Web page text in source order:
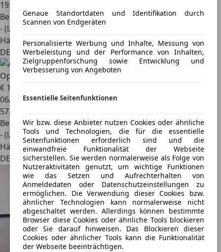
Genaue Standortdaten und Identifikation durch
Scannen von Endgeräten
Personalisierte Werbung und Inhalte, Messung von
Werbeleistung und der Performance von Inhalten,
Zielgruppenforschung sowie Entwicklung und
Verbesserung von Angeboten
Essentielle Seitenfunktionen
Wir bzw. diese Anbieter nutzen Cookies oder ähnliche
Tools und Technologien, die für die essentielle
Seitenfunktionen erforderlich sind und die
einwandfreie Funktionalität der Webseite
sicherstellen. Sie werden normalerweise als Folge von
Nutzeraktivitäten genutzt, um wichtige Funktionen
wie das Setzen und Aufrechterhalten von
Anmeldedaten oder Datenschutzeinstellungen zu
ermöglichen. Die Verwendung dieser Cookies bzw.
ähnlicher Technologien kann normalerweise nicht
abgeschaltet werden. Allerdings können bestimmte
Browser diese Cookies oder ähnliche Tools blockieren
oder Sie darauf hinweisen. Das Blockieren dieser
Cookies oder ähnlicher Tools kann die Funktionalität
der Webseite beeinträchtigen.
193.449 km
Benzin
- (l/100 km)
Händler
DE 24768
Opel AstraAstra ST Business Elegance 1.2 Turbo
€ 16.350
06/2024
57.127 km
Benzin
- (l/100 km)
Händler
DE 97424